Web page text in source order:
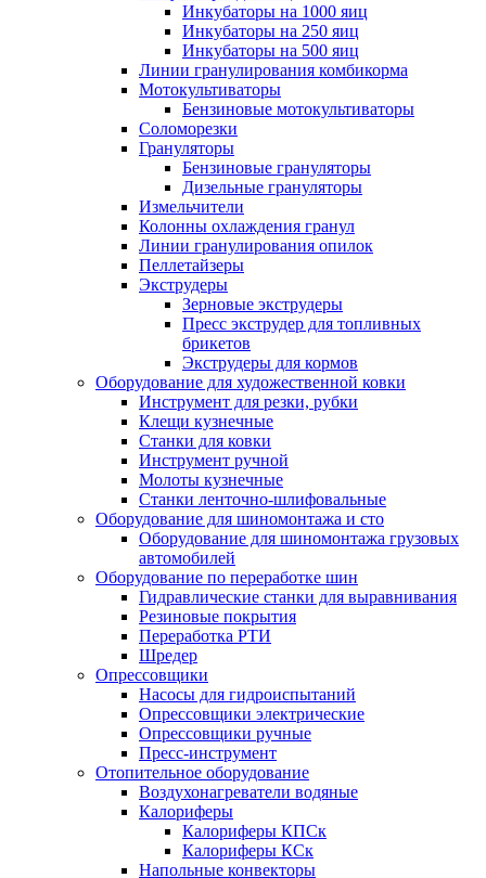
Инкубаторы на 1000 яиц
Инкубаторы на 250 яиц
Инкубаторы на 500 яиц
Линии гранулирования комбикорма
Мотокультиваторы
Бензиновые мотокультиваторы
Соломорезки
Грануляторы
Бензиновые грануляторы
Дизельные грануляторы
Измельчители
Колонны охлаждения гранул
Линии гранулирования опилок
Пеллетайзеры
Экструдеры
Зерновые экструдеры
Пресс экструдер для топливных
брикетов
Экструдеры для кормов
Оборудование для художественной ковки
Инструмент для резки, рубки
Клещи кузнечные
Станки для ковки
Инструмент ручной
Молоты кузнечные
Станки ленточно-шлифовальные
Оборудование для шиномонтажа и сто
Оборудование для шиномонтажа грузовых
автомобилей
Оборудование по переработке шин
Гидравлические станки для выравнивания
Резиновые покрытия
Переработка РТИ
Шредер
Опрессовщики
Насосы для гидроиспытаний
Опрессовщики электрические
Опрессовщики ручные
Пресс-инструмент
Отопительное оборудование
Воздухонагреватели водяные
Калориферы
Калориферы КПСк
Калориферы КСк
Напольные конвекторы